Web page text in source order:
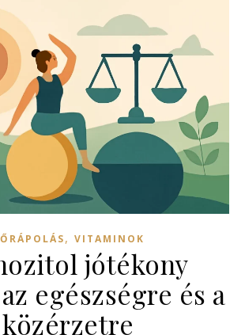
, VITAMINOK
jótékony
egészségre és a
közérzetre